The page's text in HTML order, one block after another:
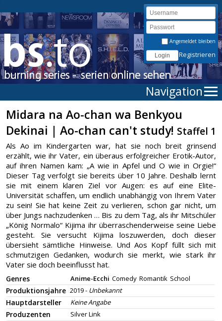
Angemeldet bleiben
Registrieren
Navigation
Midara na Ao-chan wa Benkyou
Dekinai | Ao-chan can't study! Staffel 1
Als Ao im Kindergarten war, hat sie noch breit grinsend
erzählt, wie ihr Vater, ein überaus erfolgreicher Erotik-Autor,
auf ihren Namen kam: „A wie in Apfel und O wie in Orgie!“
Dieser Tag verfolgt sie bereits über 10 Jahre. Deshalb lernt
sie mit einem klaren Ziel vor Augen: es auf eine Elite-
Universität schaffen, um endlich unabhängig von Ihrem Vater
zu sein! Sie hat keine Zeit zu verlieren, schon gar nicht, um
über Jungs nachzudenken … Bis zu dem Tag, als ihr Mitschüler
„König Normalo“ Kijima ihr überraschenderweise seine Liebe
gesteht. Sie versucht Kijima loszuwerden, doch dieser
übersieht sämtliche Hinweise. Und Aos Kopf füllt sich mit
schmutzigen Gedanken, wodurch sie merkt, wie stark ihr
Vater sie doch beeinflusst hat.
Genres Anime-Ecchi Comedy Romantik School
Produktionsjahre 2019 - Unbekannt
Hauptdarsteller Keine Angabe
Produzenten Silver Link